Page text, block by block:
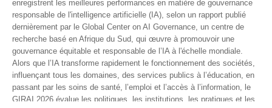
enregistrent les meilleures performances en matière de gouvernance
responsable de l'intelligence artificielle (IA), selon un rapport publié
dernièrement par le Global Center on AI Governance, un centre de
recherche basé en Afrique du Sud, qui œuvre à promouvoir une
gouvernance équitable et responsable de l’IA à l'échelle mondiale.
Alors que l’IA transforme rapidement le fonctionnement des sociétés,
influençant tous les domaines, des services publics à l’éducation, en
passant par les soins de santé, l’emploi et l’accès à l’information, le
GIRAI 2026 évalue les politiques, les institutions, les pratiques et les